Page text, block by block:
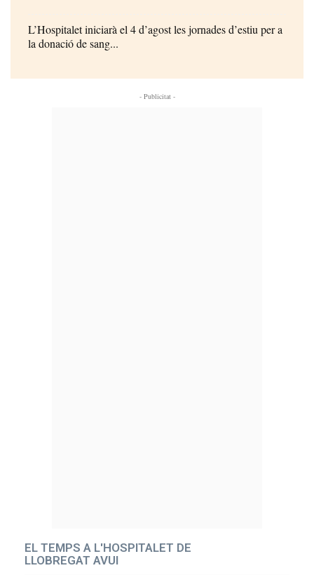
L’Hospitalet iniciarà el 4 d’agost les jornades d’estiu per a
la donació de sang...
- Publicitat -
EL TEMPS A L'HOSPITALET DE
LLOBREGAT AVUI